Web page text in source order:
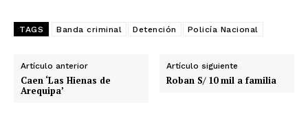
TAGS Banda criminal Detención Policía Nacional
Artículo anterior
Caen ‘Las Hienas de
Arequipa’
Artículo siguiente
Roban S/ 10 mil a familia